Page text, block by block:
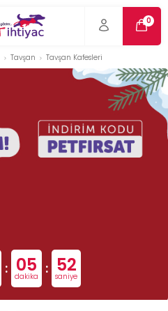
0
Tavşan Tavşan Kafesleri
: 05
dakika : 52
saniye